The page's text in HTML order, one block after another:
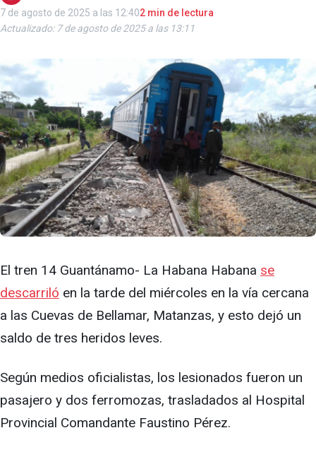
7 de agosto de 2025 a las 12:402 min de lectura
Actualizado: 7 de agosto de 2025 a las 13:11
El tren 14 Guantánamo- La Habana Habana se
descarriló en la tarde del miércoles en la vía cercana
a las Cuevas de Bellamar, Matanzas, y esto dejó un
saldo de tres heridos leves.
Según medios oficialistas, los lesionados fueron un
pasajero y dos ferromozas, trasladados al Hospital
Provincial Comandante Faustino Pérez.